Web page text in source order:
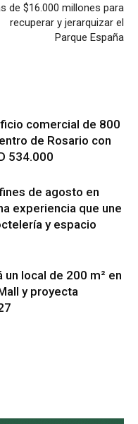
de $16.000 millones para
recuperar y jerarquizar el
Parque España
comercial de 800
de Rosario con
534.000
de agosto en
experiencia que une
y espacio
local de 200 m² en
y proyecta